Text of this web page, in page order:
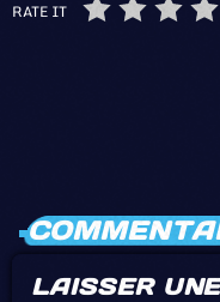
RATE IT
LAISSER